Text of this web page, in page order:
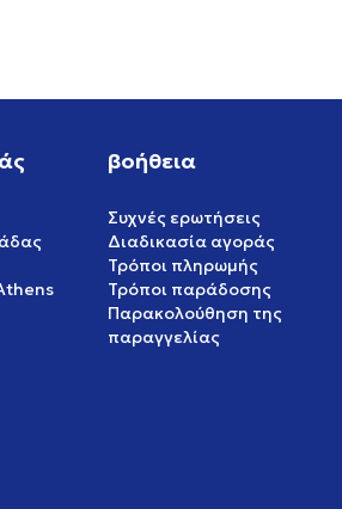
βοήθεια
Συχνές ερωτήσεις
Διαδικασία αγοράς
Τρόποι πληρωμής
Τρόποι παράδοσης
Παρακολούθηση της
παραγγελίας